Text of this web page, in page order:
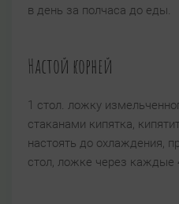
в день за полчаса до еды.
Настой корней
1 стол. ложку
стаканами кипятка,
настоять до охлаждения,
стол, ложке через каждые